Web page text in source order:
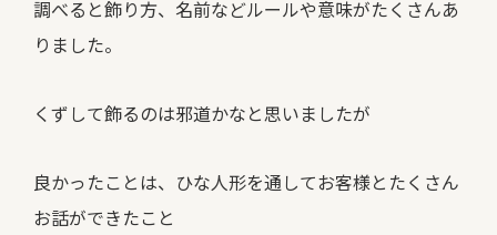
調べると飾り方、名前などルールや意味がたくさんあ
りました。
くずして飾るのは邪道かなと思いましたが
良かったことは、ひな人形を通してお客様とたくさん
お話ができたこと